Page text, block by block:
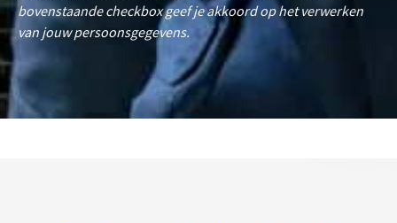
bovenstaande checkbox geef je akkoord op het verwerken
van jouw persoonsgegevens.